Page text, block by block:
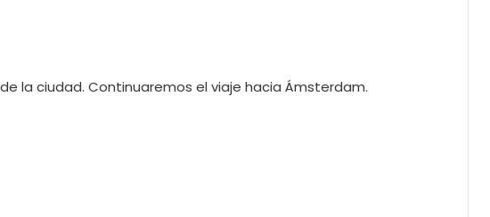
la ciudad. Continuaremos el viaje hacia Ámsterdam.